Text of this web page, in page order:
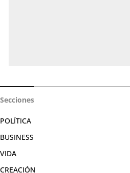
Secciones
POLÍTICA
BUSINESS
VIDA
CREACIÓN